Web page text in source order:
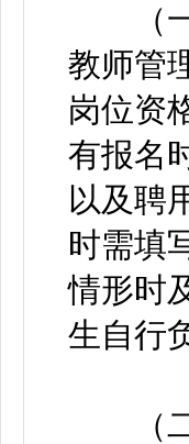
（一
教师管
岗位资
有报名
以及聘
时需填
情形时
生自行
（二